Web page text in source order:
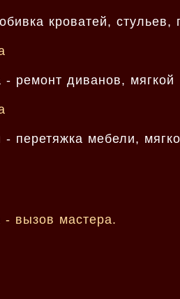
кроватей,
- ремонт диванов,
перетяжка мебели,
- вызов мастера.